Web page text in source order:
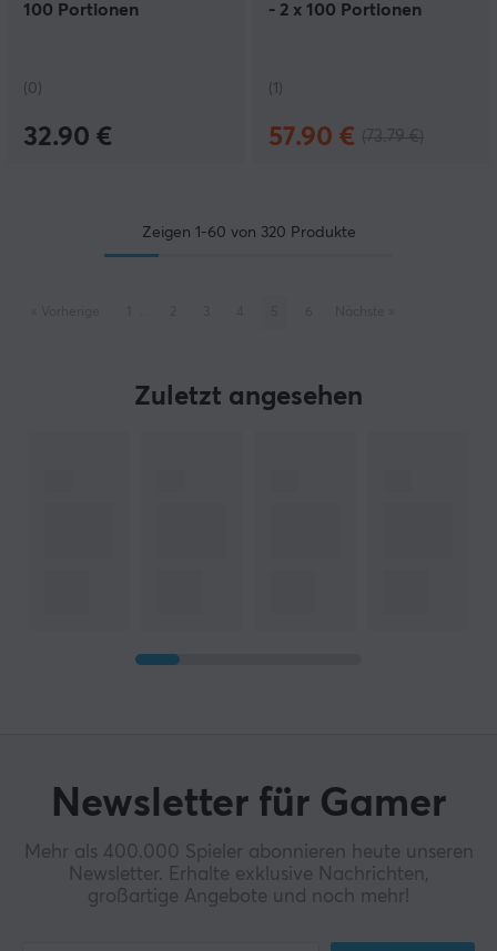
100 Portionen
(0)
32.90 €
- 2 x 100 Portionen
(1)
57.90 €
Zeigen 1-60 von 320 Produkte
Zuletzt angesehen
Newsletter für Gamer
Mehr als 400.000 Spieler abonnieren heute unseren
Newsletter. Erhalte exklusive Nachrichten,
großartige Angebote und noch mehr!